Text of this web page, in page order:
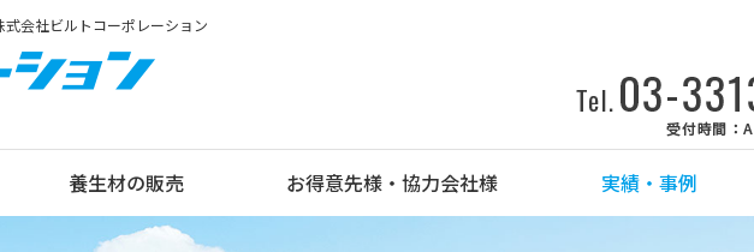
会社ビルトコーポレーション
養生材の販売 お得意先様・協力会社様 実績・事例